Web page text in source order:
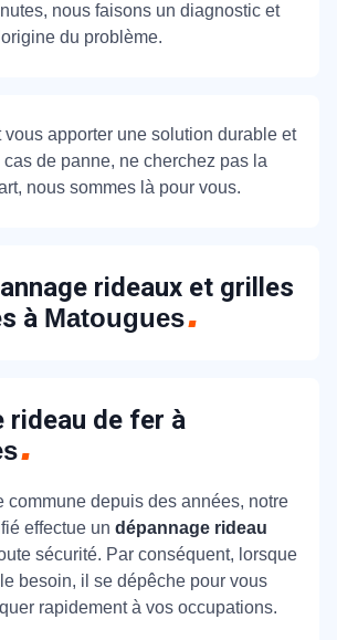
nous faisons un diagnostic et
du problème.
vous apporter une solution durable et
de panne, ne cherchez pas la
nous sommes là pour vous.
rideaux et grilles
à Matougues
rideau de fer à
commune depuis des années, notre
effectue un dépannage rideau
sécurité. Par conséquent, lorsque
besoin, il se dépêche pour vous
rapidement à vos occupations.